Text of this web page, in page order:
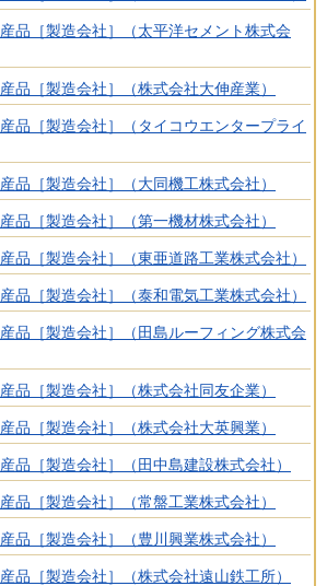
品［製造会社］（太平洋セメント株式会
品［製造会社］（株式会社大伸産業）
品［製造会社］（タイコウエンタープライ
品［製造会社］（大同機工株式会社）
品［製造会社］（第一機材株式会社）
品［製造会社］（東亜道路工業株式会社）
品［製造会社］（泰和電気工業株式会社）
品［製造会社］（田島ルーフィング株式会
品［製造会社］（株式会社同友企業）
品［製造会社］（株式会社大英興業）
品［製造会社］（田中島建設株式会社）
品［製造会社］（常盤工業株式会社）
品［製造会社］（豊川興業株式会社）
品［製造会社］（株式会社遠山鉄工所）